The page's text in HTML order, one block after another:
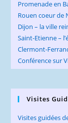
Promenade en
Rouen coeur de
Dijon – la ville
Saint-Etienne –
Clermont-
Conférence sur
Visites
Visites guidées